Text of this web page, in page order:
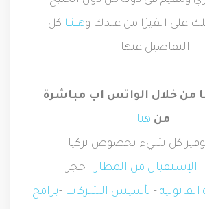
على الفيزا من عندك وهـــنــا كل
التفاصيل عنها
من خلال الواتس اب مباشرة
من هنا
كل شيء بخصوص تركيا
- الإستقبال من المطار - حجز
القانونية - تأسيس الشركات -برامج